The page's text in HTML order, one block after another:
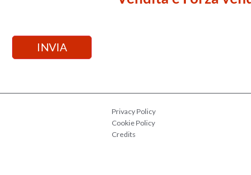
Privacy Policy
Cookie Policy
Credits